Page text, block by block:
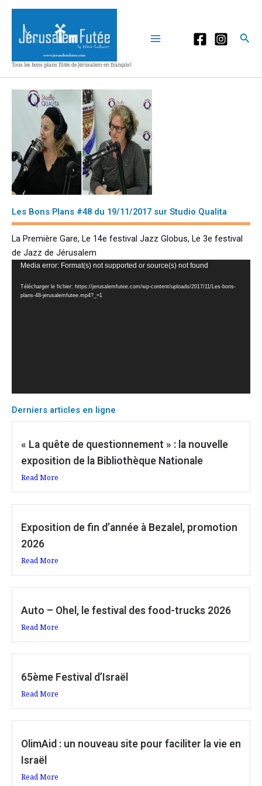
Aller
contenu
Tous les bons plans fûtés de Jérusalem en français!
Les Bons Plans #48 du 19/11/2017 sur Studio Qualita
La Première Gare, Le 14e festival Jazz Globus, Le 3e festival
de Jazz de Jérusalem
Lecteur
Media error: Format(s) not supported or source(s) not found
Télécharger le fichier: https://jerusalemfutee.com/wp-content/uploads/2017/11/Les-bons-
plans-48-jerusalemfutee.mp4?_=1
Derniers articles en ligne
« La quête de questionnement » : la nouvelle
exposition de la Bibliothèque Nationale
Read More
Exposition de fin d’année à Bezalel, promotion
2026
Read More
Auto – Ohel, le festival des food-trucks 2026
Read More
65ème Festival d’Israël
Read More
OlimAid : un nouveau site pour faciliter la vie en
Israël
Read More